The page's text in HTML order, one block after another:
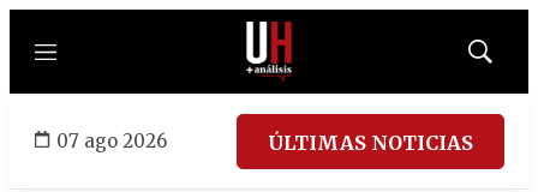
Menú
Mostrar
07 ago 2026 ÚLTIMAS NOTICIAS